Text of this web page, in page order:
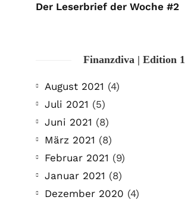
Der Leserbrief der Woche #2
Finanzdiva | Edition 1
August 2021 (4)
Juli 2021 (5)
Juni 2021 (8)
März 2021 (8)
Februar 2021 (9)
Januar 2021 (8)
Dezember 2020 (4)